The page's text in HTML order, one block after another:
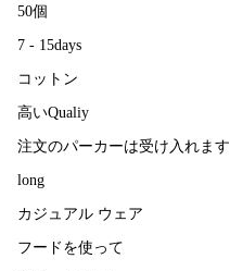
50個
7 - 15days
コットン
高いQualiy
注文のパーカーは受け入れます
long
カジュアル ウェア
フードを使って